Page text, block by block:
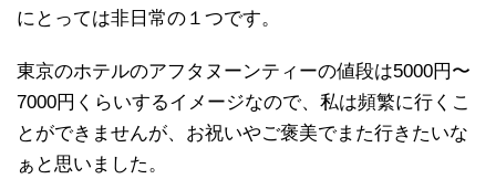
にとっては非日常の１つです。
東京のホテルのアフタヌーンティーの値段は5000円〜
7000円くらいするイメージなので、私は頻繁に行くこ
とができませんが、お祝いやご褒美でまた行きたいな
ぁと思いました。